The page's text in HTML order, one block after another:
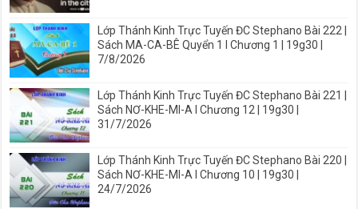
Lớp Thánh Kinh Trực Tuyến ĐC Stephano Bài 222 |
Sách MA-CA-BÊ Quyển 1 I Chương 1 | 19g30 |
7/8/2026
Lớp Thánh Kinh Trực Tuyến ĐC Stephano Bài 221 |
Sách NƠ-KHE-MI-A I Chương 12 | 19g30 |
31/7/2026
Lớp Thánh Kinh Trực Tuyến ĐC Stephano Bài 220 |
Sách NƠ-KHE-MI-A I Chương 10 | 19g30 |
24/7/2026